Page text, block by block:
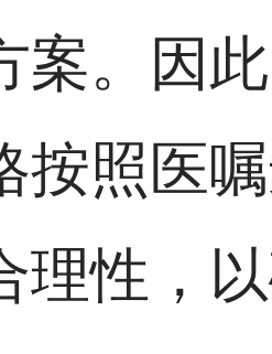
案。因
按照医
理性，